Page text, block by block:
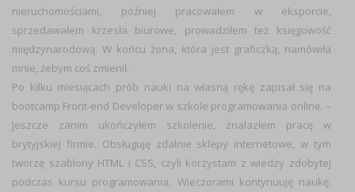
nieruchomościami, później pracowałem w eksporcie,
sprzedawałem krzesła biurowe, prowadziłem też księgowość
międzynarodową. W końcu żona, która jest graficzką, namówiła
mnie, żebym coś zmienił.
Po kilku miesiącach prób nauki na własną rękę zapisał się na
bootcamp Front-end Developer w szkole programowania online. –
Jeszcze zanim ukończyłem szkolenie, znalazłem pracę w
brytyjskiej firmie. Obsługuję zdalnie sklepy internetowe, w tym
tworzę szablony HTML i CSS, czyli korzystam z wiedzy zdobytej
podczas kursu programowania. Wieczorami kontynuuję naukę.